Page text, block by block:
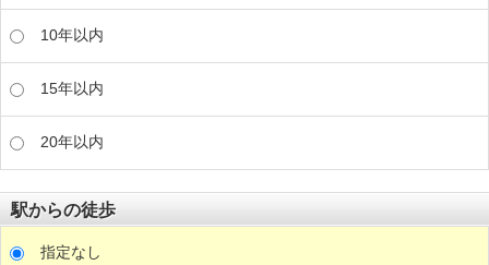
10年以内
15年以内
20年以内
駅からの徒歩
指定なし